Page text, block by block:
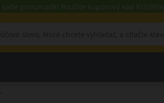
pneumatík! Použite kupónový kód ROZBEH